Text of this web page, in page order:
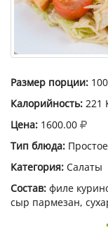
Размер порции:
Калорийность: 221
Цена: 1600.00
Тип блюда: Простое
Категория: Салаты
Состав: филе
сыр пармезан,